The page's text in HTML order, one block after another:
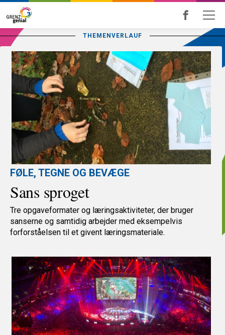
Skip
to
main
content
THEMENVERLAUF
FØLE, TEGNE OG BEVÆGE
Sans sproget
Tre opgaveformater og læringsaktiviteter, der bruger
sanserne og samtidig arbejder med eksempelvis
forforståelsen til et givent læringsmateriale.